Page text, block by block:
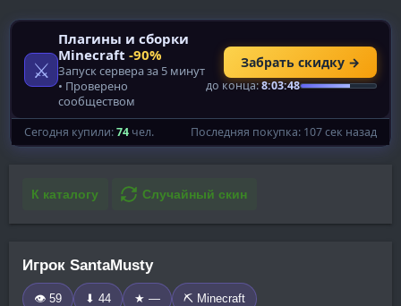
К каталогу Случайный скин
Игрок SantaMusty
👁 59 ⬇ 44 ★ — ⛏️ Minecraft